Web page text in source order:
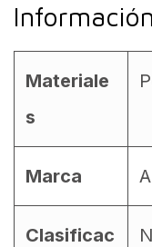
Materiale
s
Marca
Clasificac